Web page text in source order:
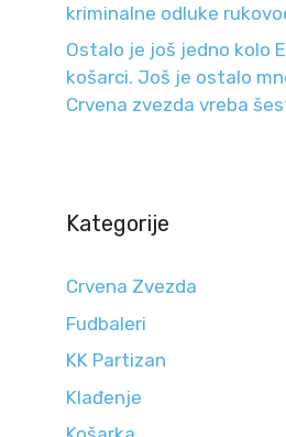
kriminalne odluke
Ostalo je još jedno kolo
košarci. Još je ostalo
Crvena zvezda vreba
Kategorije
Crvena Zvezda
Fudbaleri
KK Partizan
Klađenje